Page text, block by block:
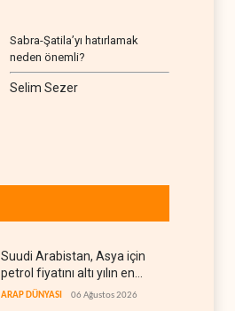
Sabra-Şatila’yı hatırlamak
neden önemli?
Selim Sezer
Suudi Arabistan, Asya için
petrol fiyatını altı yılın en
düşüğüne indirdi
ARAP DÜNYASI 06 Ağustos 2026